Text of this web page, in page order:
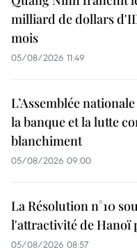
milliard de dollars
mois
05/08/2026 11:49
L’Assemblée
la banque et la lutte
blanchiment
05/08/2026 09:00
La Résolution n°10
l'attractivité de Hanoï
05/08/2026 08:57